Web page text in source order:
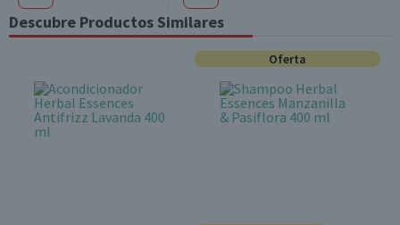
Descubre Productos Similares
Oferta